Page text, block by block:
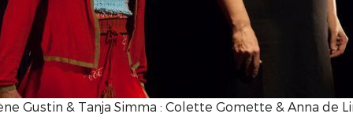
Gustin & Tanja Simma : Colette Gomette & Anna de